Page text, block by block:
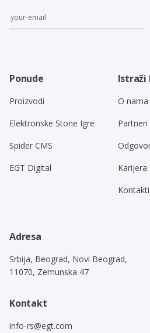
Ponude
Proizvodi
Elektronske Stone Igre
Spider CMS
EGT Digital
Istraži
O nama
Partneri
Karijera
Kontakti
Adresa
Srbija, Beograd, Novi Beograd,
11070, Zemunska 47
Kontakt
info-rs@egt.com